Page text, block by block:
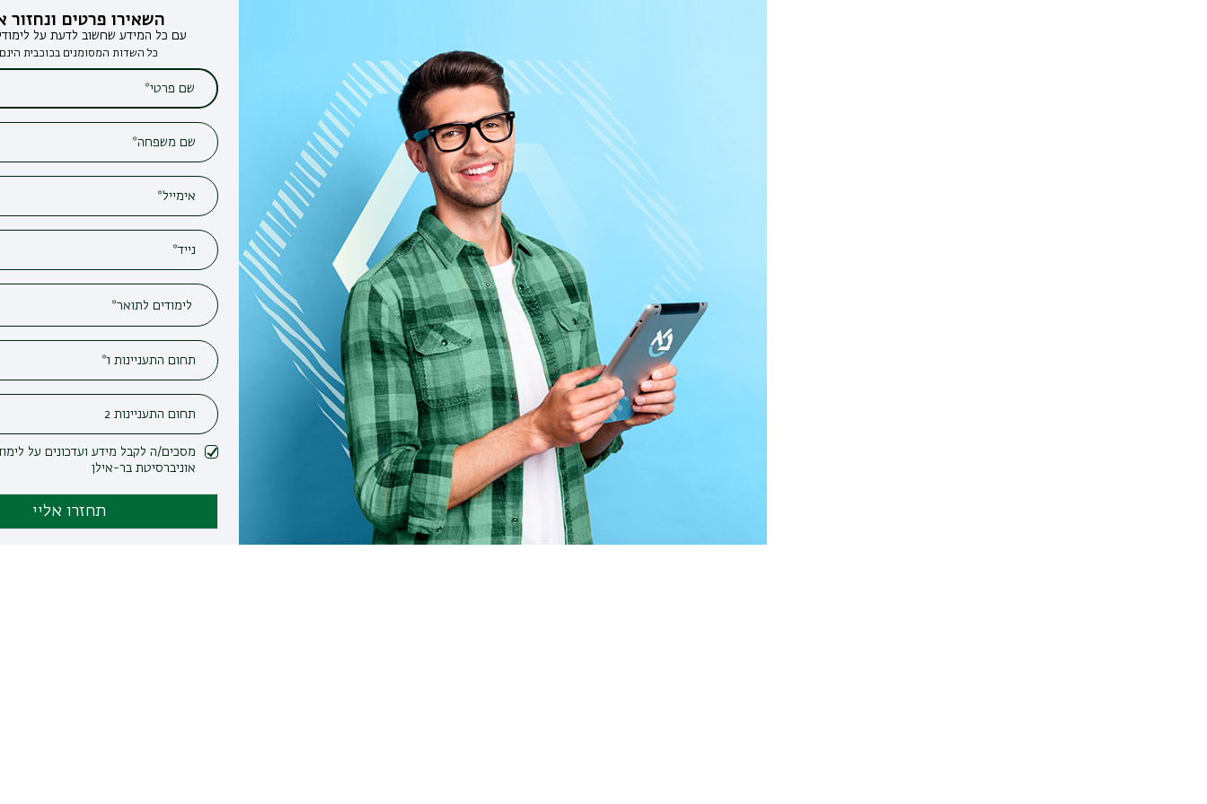
השאירו פרטים ונחזור אליכם
עם כל המידע שחשוב לדעת על לימודים בבר-אילן
כל השדות המסומנים בכוכבית הינם חובה*
מסכים/ה לקבל מידע ועדכונים על לימודים ופעילות
אוניברסיטת בר-אילן